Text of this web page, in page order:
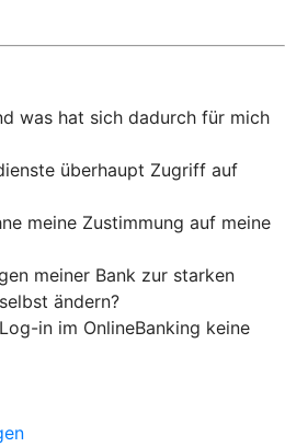
was hat sich dadurch für mich
überhaupt Zugriff auf
meine Zustimmung auf meine
meiner Bank zur starken
ändern?
in im OnlineBanking keine